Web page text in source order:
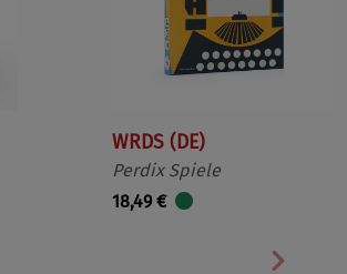
WRDS (DE)
Perdix Spiele
18,49 €